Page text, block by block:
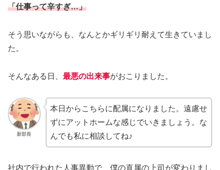
「仕事って辛すぎ…」
そう思いながらも、なんとかギリギリ耐えて生きていまし
た。
そんなある日、 最悪の出来事がおこりました。
新部長
本日からこちらに配属になりました。遠慮せ
ずにアットホームな感じでいきましょう。な
んでも私に相談してね♪
社内で行われた人事異動で、僕の直属の上司が変わりまし